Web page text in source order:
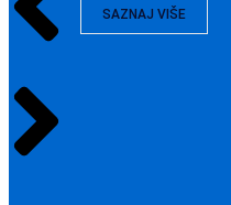
SAZNAJ VIŠE